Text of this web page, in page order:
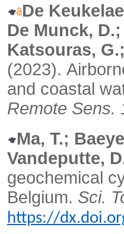
De
De Munck,
Katsouras,
(2023).
and coastal
Remote Sens.
Ma, T.;
Vandeputte,
geochemical
Belgium. Sci.
https://